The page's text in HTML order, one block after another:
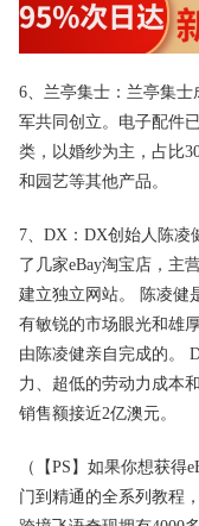
6、兰亭集士：兰亭集士
军共同创立。电子配件
类，以婚纱为主，占比
和园艺等其他产品。
7、DX：DX创始人陈凌
了几家eBay淘宝店，主
建立独立网站。 陈凌健
有敏锐的市场眼光和雄
由陈凌健亲自完成的。
力、超低的劳动力成本
销售额接近2亿澳元。
（【PS】如果你想获得
门到精通的全系列教程